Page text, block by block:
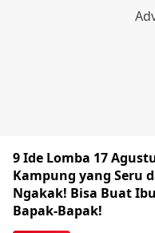
9 Ide Lomba 17
Kampung yang Seru
Ngakak! Bisa Buat
Bapak-Bapak!